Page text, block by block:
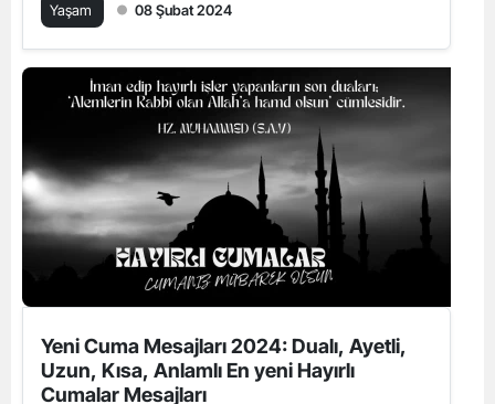
Yaşam 08 Şubat 2024
Yeni Cuma Mesajları 2024: Dualı, Ayetli,
Uzun, Kısa, Anlamlı En yeni Hayırlı
Cumalar Mesajları